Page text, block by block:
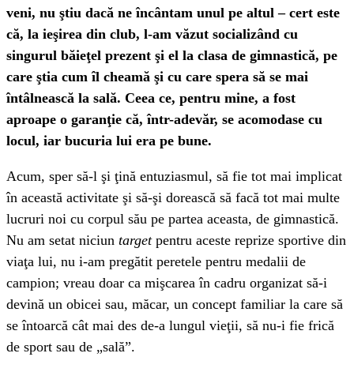
veni, nu ştiu dacă ne încântam unul pe altul – cert este
că, la ieşirea din club, l-am văzut socializând cu
singurul băieţel prezent şi el la clasa de gimnastică, pe
care ştia cum îl cheamă şi cu care spera să se mai
întâlnească la sală. Ceea ce, pentru mine, a fost
aproape o garanţie că, într-adevăr, se acomodase cu
locul, iar bucuria lui era pe bune.
Acum, sper să-l şi ţină entuziasmul, să fie tot mai implicat
în această activitate şi să-şi dorească să facă tot mai multe
lucruri noi cu corpul său pe partea aceasta, de gimnastică.
Nu am setat niciun targetpentru aceste reprize sportive din
viaţa lui, nu i-am pregătit peretele pentru medalii de
campion; vreau doar ca mişcarea în cadru organizat să-i
devină un obicei sau, măcar, un concept familiar la care să
se întoarcă cât mai des de-a lungul vieţii, să nu-i fie frică
de sport sau de „sală”.